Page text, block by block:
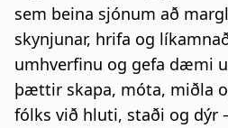
sem beina sjónum að
skynjunar, hrifa og
umhverfinu og gefa dæmi
þættir skapa, móta, miðla
fólks við hluti, staði og dýr